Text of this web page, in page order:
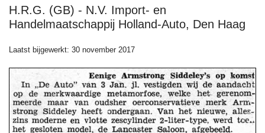
H.R.G. (GB) - N.V. Import- en
Handelmaatschappij Holland-Auto, Den Haag
Laatst bijgewerkt: 30 november 2017